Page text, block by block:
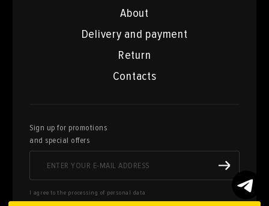
About
Delivery and payment
Return
Contacts
Sign up for promotions
and special offers
I agree to the processing of personal data